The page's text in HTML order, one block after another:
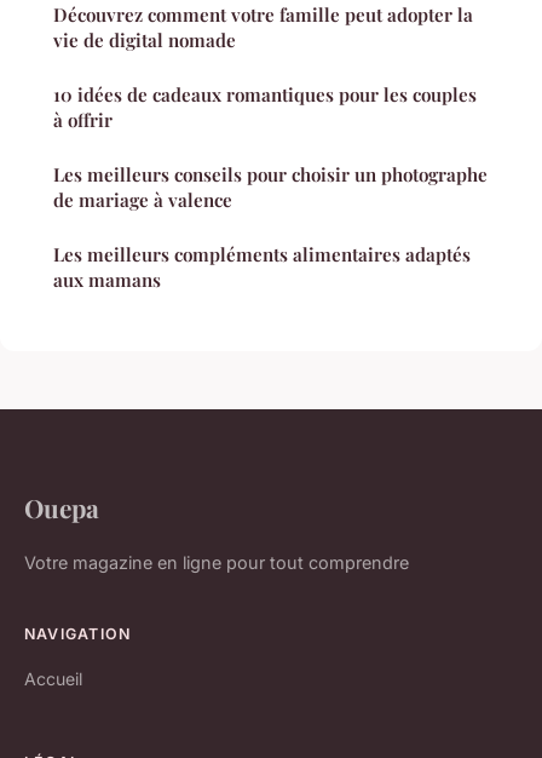
Découvrez comment votre famille peut adopter la
vie de digital nomade
10 idées de cadeaux romantiques pour les couples
à offrir
Les meilleurs conseils pour choisir un photographe
de mariage à valence
Les meilleurs compléments alimentaires adaptés
aux mamans
Ouepa
Votre magazine en ligne pour tout comprendre
NAVIGATION
Accueil